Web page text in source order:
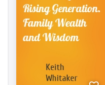
dangerous. Drawn from
ofwealthy individuals and
provides a definitive
from the world's best